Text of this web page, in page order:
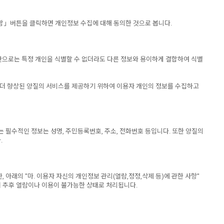
버튼을 클릭하면 개인정보 수집에 대해 동의한 것으로 봅니다.
로는 특정 개인을 식별할 수 없더라도 다른 정보와 용이하게 결합하여 식별
향상된 양질의 서비스를 제공하기 위하여 이용자 개인의 정보를 수집하고
수적인 정보는 성명, 주민등록번호, 주소, 전화번호 등입니다. 또한 양질의
래의 "마. 이용자 자신의 개인정보 관리(열람,정정,삭제 등)에 관한 사항"
후 열람이나 이용이 불가능한 상태로 처리됩니다.